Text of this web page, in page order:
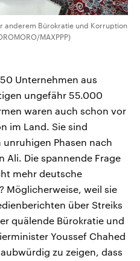
anderem Bürokratie und Korruption
MAXPPP)
Unternehmen aus
ungefähr 55.000
waren auch schon vor
im Land. Sie sind
Phasen nach
Ali. Die spannende Frage
mehr deutsche
Möglicherweise, weil sie
über Streiks
quälende Bürokratie und
Youssef Chahed
zu zeigen, dass